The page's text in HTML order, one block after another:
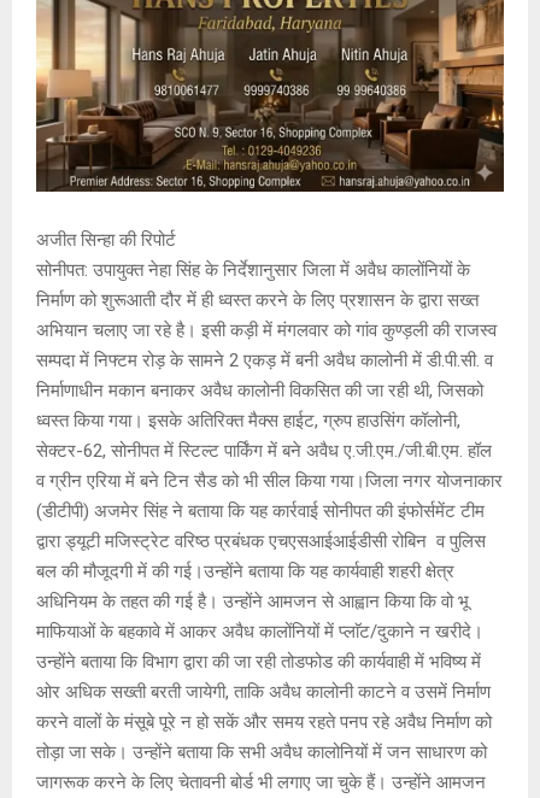
अजीत सिन्हा की रिपोर्ट
सोनीपत: उपायुक्त नेहा सिंह के निर्देशानुसार जिला में अवैध कालोंनियों के
निर्माण को शुरूआती दौर में ही ध्वस्त करने के लिए प्रशासन के द्वारा सख्त
अभियान चलाए जा रहे है। इसी कड़ी में मंगलवार को गांव कुण्ड़ली की राजस्व
सम्पदा में निफ्टम रोड़ के सामने 2 एकड़ में बनी अवैध कालोनी में डी.पी.सी. व
निर्माणाधीन मकान बनाकर अवैध कालोनी विकसित की जा रही थी, जिसको
ध्वस्त किया गया। इसके अतिरिक्त मैक्स हाईट, ग्रुप हाउसिंग कॉलोनी,
सेक्टर-62, सोनीपत में स्टिल्ट पार्किंग में बने अवैध ए.जी.एम./जी.बी.एम. हॉल
व ग्रीन एरिया में बने टिन सैड को भी सील किया गया।जिला नगर योजनाकार
(डीटीपी) अजमेर सिंह ने बताया कि यह कार्रवाई सोनीपत की इंफोर्समेंट टीम
द्वारा ड्यूटी मजिस्ट्रेट वरिष्ठ प्रबंधक एचएसआईआईडीसी रोबिन व पुलिस
बल की मौजूदगी में की गई।उन्होंने बताया कि यह कार्यवाही शहरी क्षेत्र
अधिनियम के तहत की गई है। उन्होंने आमजन से आह्वान किया कि वो भू
माफियाओं के बहकावे में आकर अवैध कालोंनियों में प्लाॅट/दुकाने न खरीदे।
उन्होंने बताया कि विभाग द्वारा की जा रही तोडफोड की कार्यवाही में भविष्य में
ओर अधिक सख्ती बरती जायेगी, ताकि अवैध कालोनी काटने व उसमें निर्माण
करने वालों के मंसूबे पूरे न हो सकें और समय रहते पनप रहे अवैध निर्माण को
तोड़ा जा सके। उन्होंने बताया कि सभी अवैध कालोनियों में जन साधारण को
जागरूक करने के लिए चेतावनी बोर्ड भी लगाए जा चुके हैं। उन्होंने आमजन